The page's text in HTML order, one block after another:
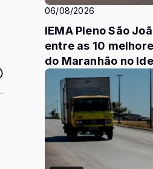
06/08/2026
IEMA Pleno São
entre as 10
do Maranhão no